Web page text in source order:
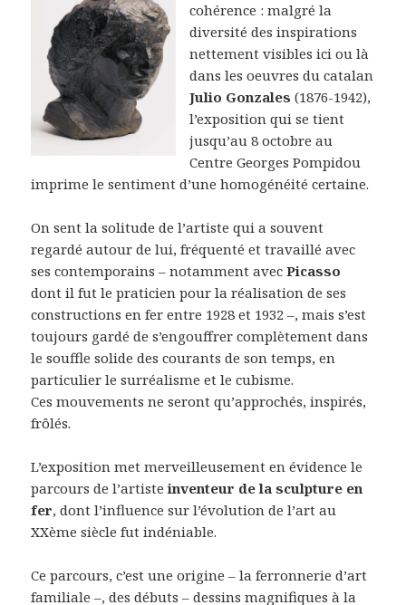
cohérence : malgré la
diversité des inspirations
nettement visibles ici ou là
dans les oeuvres du catalan
Julio Gonzales (1876-1942),
l’exposition qui se tient
jusqu’au 8 octobre au
Centre Georges Pompidou
imprime le sentiment d’une homogénéité certaine.
On sent la solitude de l’artiste qui a souvent
regardé autour de lui, fréquenté et travaillé avec
ses contemporains – notamment avecPicasso
dont il fut le praticien pour la réalisation de ses
constructions en fer entre 1928 et 1932 –, mais s’est
toujours gardé de s’engouffrer complètement dans
le souffle solide des courants de son temps, en
particulier le surréalisme et le cubisme.
Ces mouvements ne seront qu’approchés, inspirés,
frôlés.
L’exposition met merveilleusement en évidence le
parcours de l’artisteinventeur de la sculpture en
fer, dont l’influence sur l’évolution de l’art au
XXème siècle fut indéniable.
Ce parcours, c’est une origine – la ferronnerie d’art
familiale –, des débuts – dessins magnifiques à la